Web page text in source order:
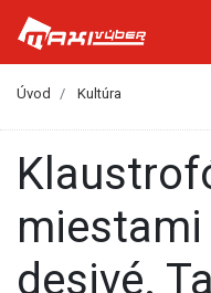
Úvod Kultúra
Klaustrofóbne a
desivé.